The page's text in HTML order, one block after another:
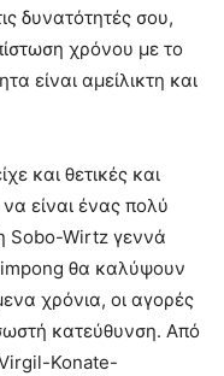
δυνατότητές σου,
χρόνου με το
είναι αμείλικτη και
και θετικές και
είναι ένας πολύ
Sobo-Wirtz γεννά
θα καλύψουν
χρόνια, οι αγορές
κατεύθυνση. Από
Konate-